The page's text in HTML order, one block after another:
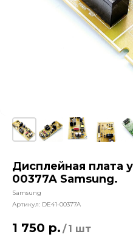
Дисплейная плата
00377A Samsung.
Samsung
Артикул: DE41-00377A
1 750 р. / 1 шт